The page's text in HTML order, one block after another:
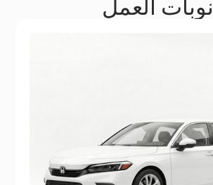
نوبات العمل